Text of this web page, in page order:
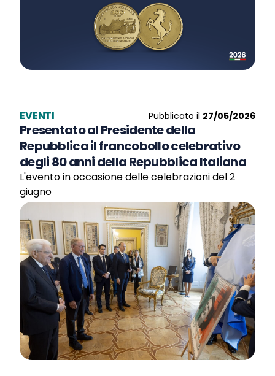
EVENTI Pubblicato il 27/05/2026
Presentato al Presidente della
Repubblica il francobollo celebrativo
degli 80 anni della Repubblica Italiana
L'evento in occasione delle celebrazioni del 2
giugno